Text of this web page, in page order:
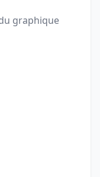
graphique